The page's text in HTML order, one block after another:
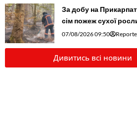
За добу на
сім пожеж сухої
07/08/2026 09:50
Дивитись всі новини